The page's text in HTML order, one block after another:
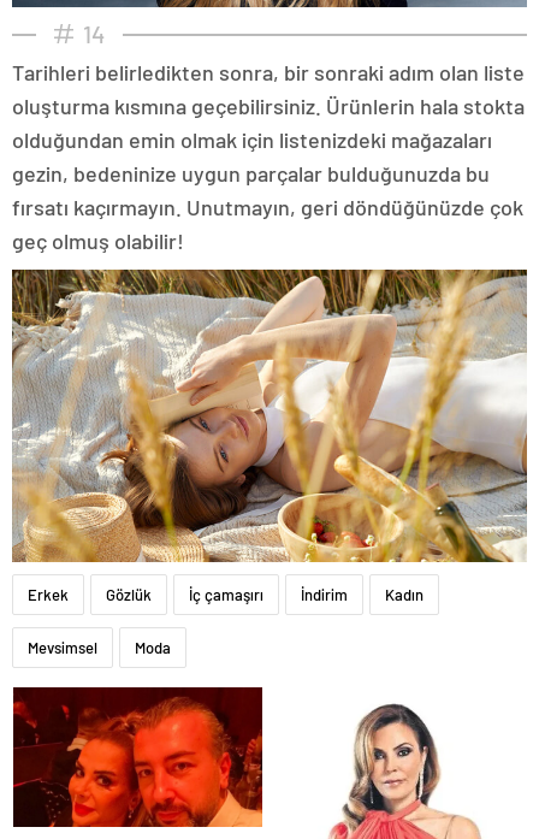
14
Tarihleri belirledikten sonra, bir sonraki adım olan liste
oluşturma kısmına geçebilirsiniz. Ürünlerin hala stokta
olduğundan emin olmak için listenizdeki mağazaları
gezin, bedeninize uygun parçalar bulduğunuzda bu
fırsatı kaçırmayın. Unutmayın, geri döndüğünüzde çok
geç olmuş olabilir!
Erkek Gözlük İç çamaşırı İndirim Kadın
Mevsimsel Moda